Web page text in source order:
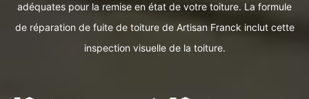
adéquates pour la remise en état de votre toiture. La formule
de réparation de fuite de toiture de Artisan Franck inclut cette
inspection visuelle de la toiture.